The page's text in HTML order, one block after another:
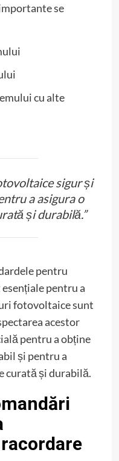
se
cu alte
sigur și
a asigura o
și durabilă.”
pentru
pentru a
fotovoltaice sunt
acestor
pentru a obține
și pentru a
curată și durabilă.